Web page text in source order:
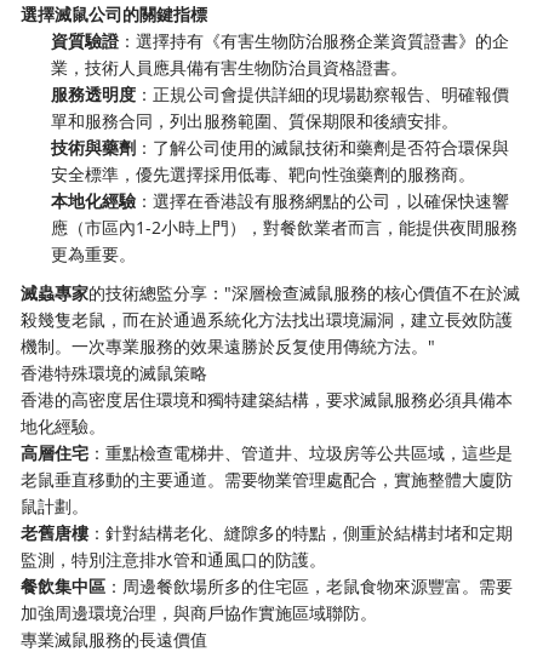
選擇滅鼠公司的關鍵指標
資質驗證 ：選擇持有《有害生物防治服務企業資質證書》的企
業，技術人員應具備有害生物防治員資格證書。
服務透明度 ：正規公司會提供詳細的現場勘察報告、明確報價
單和服務合同，列出服務範圍、質保期限和後續安排。
技術與藥劑 ：了解公司使用的滅鼠技術和藥劑是否符合環保與
安全標準，優先選擇採用低毒、靶向性強藥劑的服務商。
本地化經驗 ：選擇在香港設有服務網點的公司，以確保快速響
應（市區內1-2小時上門），對餐飲業者而言，能提供夜間服務
更為重要。
滅蟲專家的技術總監分享："深層檢查滅鼠服務的核心價值不在於滅
殺幾隻老鼠，而在於通過系統化方法找出環境漏洞，建立長效防護
機制。一次專業服務的效果遠勝於反复使用傳統方法。"
香港特殊環境的滅鼠策略
香港的高密度居住環境和獨特建築結構，要求滅鼠服務必須具備本
地化經驗。
高層住宅 ：重點檢查電梯井、管道井、垃圾房等公共區域，這些是
老鼠垂直移動的主要通道。需要物業管理處配合，實施整體大廈防
鼠計劃。
老舊唐樓：針對結構老化、縫隙多的特點，側重於結構封堵和定期
監測，特別注意排水管和通風口的防護。
餐飲集中區 ：周邊餐飲場所多的住宅區，老鼠食物來源豐富。需要
加強周邊環境治理，與商戶協作實施區域聯防。
專業滅鼠服務的長遠價值